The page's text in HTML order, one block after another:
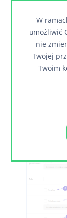
VAT
Pole
tabeli.
W
umożliwić
nie
Twojej
Twoim